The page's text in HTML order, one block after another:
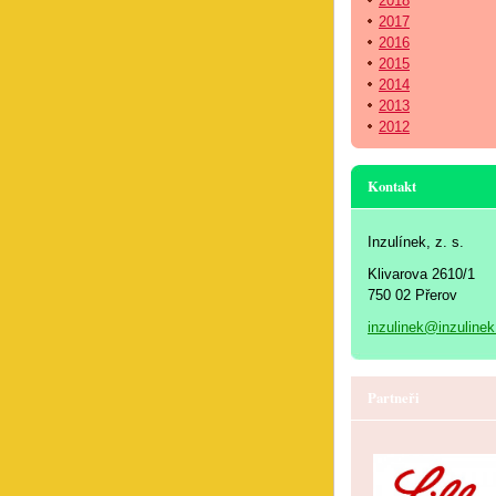
2017
2016
2015
2014
2013
2012
Kontakt
Inzulínek, z. s.
Klivarova 2610/1
750 02 Přerov
Partneři